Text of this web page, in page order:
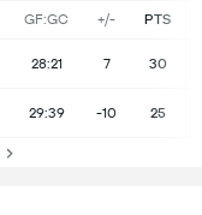
GF:GC +/- PTS
28:21 7 30
29:39 -10 25